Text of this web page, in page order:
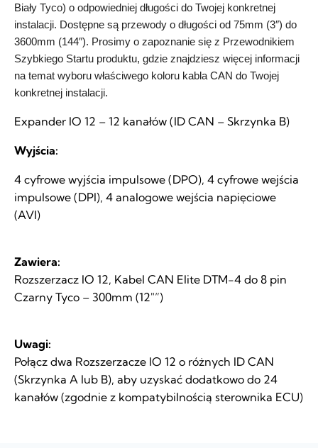
Biały Tyco) o odpowiedniej długości do Twojej konkretnej
instalacji. Dostępne są przewody o długości od 75mm (3″) do
3600mm (144″). Prosimy o zapoznanie się z Przewodnikiem
Szybkiego Startu produktu, gdzie znajdziesz więcej informacji
na temat wyboru właściwego koloru kabla CAN do Twojej
konkretnej instalacji.
Expander IO 12 – 12 kanałów (ID CAN – Skrzynka B)
Wyjścia:
4 cyfrowe wyjścia impulsowe (DPO), 4 cyfrowe wejścia
impulsowe (DPI), 4 analogowe wejścia napięciowe
(AVI)
Zawiera:
Rozszerzacz IO 12, Kabel CAN Elite DTM-4 do 8 pin
Czarny Tyco – 300mm (12″”)
Uwagi:
Połącz dwa Rozszerzacze IO 12 o różnych ID CAN
(Skrzynka A lub B), aby uzyskać dodatkowo do 24
kanałów (zgodnie z kompatybilnością sterownika ECU)